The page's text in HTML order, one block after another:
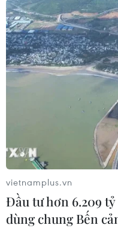
Sự gia tăng các
Đức và Hàn Quốc
đầu để dỡ bỏ các
Singapore và Nhật
nhiễm mới. Tổ chức
biết các quốc gia
phong tỏa đã thấy
vietnamplus.vn
Đầu tư hơn 6.209
dùng chung Bến